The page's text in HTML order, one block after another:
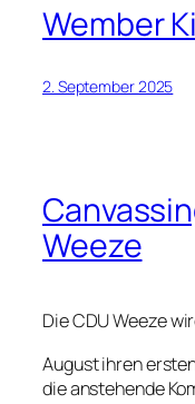
Wember
2. September 2025
Weeze
Die CDU Weeze
August ihren
die anstehende